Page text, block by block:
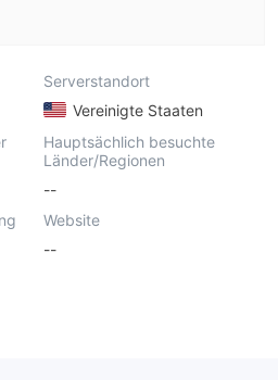
Serverstandort
Vereinigte Staaten
Hauptsächlich besuchte
Länder/Regionen
--
Website
--